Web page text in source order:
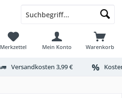
Warenkorb
Merkzettel Mein Konto
Versandkosten 3,99 €